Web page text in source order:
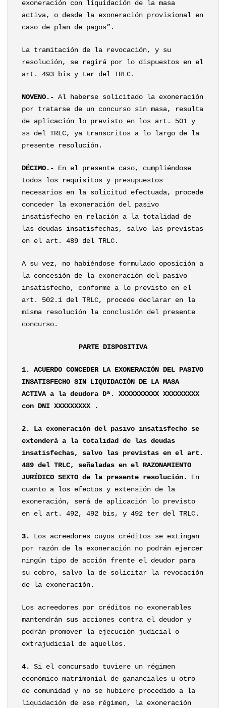
exoneración con liquidación de la masa
activa, o desde la exoneración provisional en
caso de plan de pagos”.
La tramitación de la revocación, y su
resolución, se regirá por lo dispuestos en el
art. 493 bis y ter del TRLC.
NOVENO.- Al haberse solicitado la exoneración
por tratarse de un concurso sin masa, resulta
de aplicación lo previsto en los art. 501 y
ss del TRLC, ya transcritos a lo largo de la
presente resolución.
DÉCIMO.- En el presente caso, cumpliéndose
todos los requisitos y presupuestos
necesarios en la solicitud efectuada, procede
conceder la exoneración del pasivo
insatisfecho en relación a la totalidad de
las deudas insatisfechas, salvo las previstas
en el art. 489 del TRLC.
A su vez, no habiéndose formulado oposición a
la concesión de la exoneración del pasivo
insatisfecho, conforme a lo previsto en el
art. 502.1 del TRLC, procede declarar en la
misma resolución la conclusión del presente
concurso.
PARTE DISPOSITIVA
1. ACUERDO CONCEDER LA EXONERACIÓN DEL PASIVO
INSATISFECHO SIN LIQUIDACIÓN DE LA MASA
ACTIVA a la deudora Dª. XXXXXXXXXX XXXXXXXXX
con DNI XXXXXXXXX .
2. La exoneración del pasivo insatisfecho se
extenderá a la totalidad de las deudas
insatisfechas, salvo las previstas en el art.
489 del TRLC, señaladas en el RAZONAMIENTO
JURÍDICO SEXTO de la presente resolución. En
cuanto a los efectos y extensión de la
exoneración, será de aplicación lo previsto
en el art. 492, 492 bis, y 492 ter del TRLC.
3.
Los acreedores cuyos créditos se extingan
por razón de la exoneración no podrán ejercer
ningún tipo de acción frente el deudor para
su cobro, salvo la de solicitar la revocación
de la exoneración.
Los acreedores por créditos no exonerables
mantendrán sus acciones contra el deudor y
podrán promover la ejecución judicial o
extrajudicial de aquellos.
4.
Si el concursado tuviere un régimen
económico matrimonial de gananciales u otro
de comunidad y no se hubiere procedido a la
liquidación de ese régimen, la exoneración